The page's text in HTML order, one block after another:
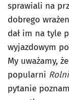
sprawiali na
dobrego
dał im na tyle
wyjazdowym
My uważamy,
popularni
pytanie